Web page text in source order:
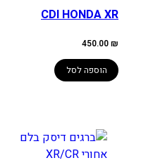
CDI HONDA XR
450.00₪
הוספה לסל